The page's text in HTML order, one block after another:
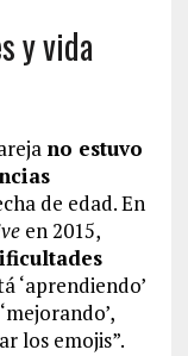
y vida
no estuvo
de edad. En
en 2015,
‘aprendiendo’
los emojis”.